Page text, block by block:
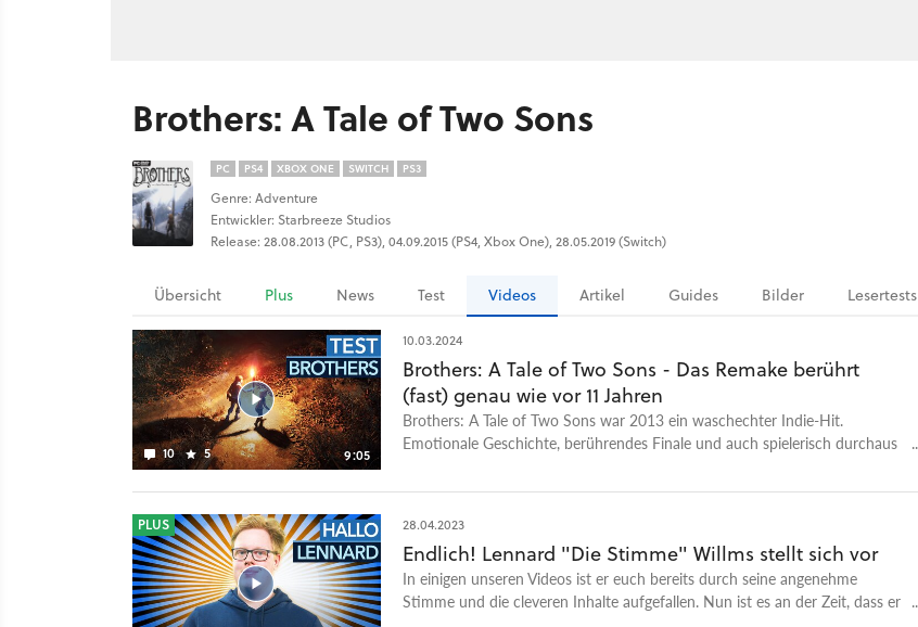
Brothers: A Tale of Two Sons
PC PS4 XBOX ONE SWITCH PS3
Genre: Adventure
Entwickler: Starbreeze Studios
Release: 28.08.2013 (PC, PS3), 04.09.2015 (PS4, Xbox One), 28.05.2019 (Switch)
Übersicht Plus News Test Videos Artikel Guides Bilder Lesertests
10 5 9:05
10.03.2024
Brothers: A Tale of Two Sons - Das Remake berührt
(fast) genau wie vor 11 Jahren
Brothers: A Tale of Two Sons war 2013 ein waschechter Indie-Hit.
Emotionale Geschichte, berührendes Finale und auch spielerisch durchaus
Remake zurück. Die Neuauflage erstrahlt in schickem Unreal-Engine-5-
einen richtigen Koop-Modus - auch wenn gerade der bei dem Spielprinzip
etwas überflüssig wirkt. Denn der Clou von Brothers ist die Steuerung, mit
der wir beide Brüder gleichzeitig durch die Welt manövrieren. Warum das
auch heute noch extrem gut funktioniert und wo man dem Spiel dann
PLUS 28.04.2023
Endlich! Lennard "Die Stimme" Willms stellt sich vor
In einigen unseren Videos ist er euch bereits durch seine angenehme
Stimme und die cleveren Inhalte aufgefallen. Nun ist es an der Zeit, dass er